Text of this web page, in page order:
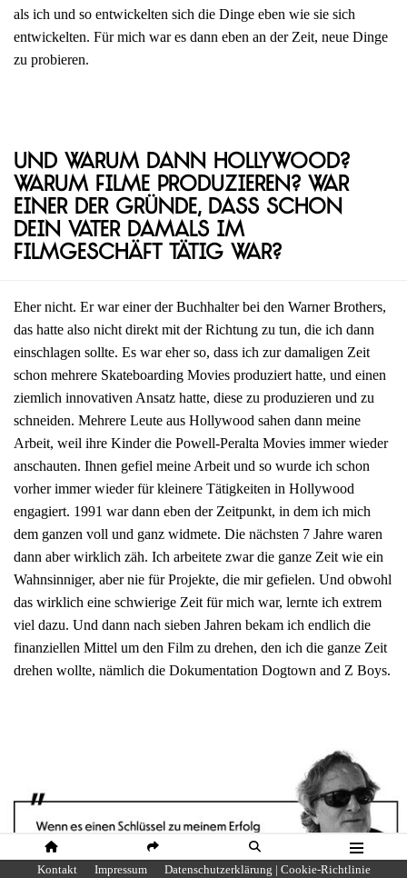
HOME SHARE SUCHE MENÜ
als ich und so entwickelten sich die Dinge eben wie sie sich
entwickelten. Für mich war es dann eben an der Zeit, neue Dinge
zu probieren.
Und warum dann Hollywood?
Warum Filme produzieren? War
einer der Gründe, dass schon
dein Vater damals im
Filmgeschäft tätig war?
Eher nicht. Er war einer der Buchhalter bei den Warner Brothers,
das hatte also nicht direkt mit der Richtung zu tun, die ich dann
einschlagen sollte. Es war eher so, dass ich zur damaligen Zeit
schon mehrere Skateboarding Movies produziert hatte, und einen
ziemlich innovativen Ansatz hatte, diese zu produzieren und zu
schneiden. Mehrere Leute aus Hollywood sahen dann meine
Arbeit, weil ihre Kinder die Powell-Peralta Movies immer wieder
anschauten. Ihnen gefiel meine Arbeit und so wurde ich schon
vorher immer wieder für kleinere Tätigkeiten in Hollywood
engagiert. 1991 war dann eben der Zeitpunkt, in dem ich mich
dem ganzen voll und ganz widmete. Die nächsten 7 Jahre waren
dann aber wirklich zäh. Ich arbeitete zwar die ganze Zeit wie ein
Wahnsinniger, aber nie für Projekte, die mir gefielen. Und obwohl
das wirklich eine schwierige Zeit für mich war, lernte ich extrem
viel dazu. Und dann nach sieben Jahren bekam ich endlich die
finanziellen Mittel um den Film zu drehen, den ich die ganze Zeit
drehen wollte, nämlich die Dokumentation Dogtown and Z Boys.
Kontakt Impressum Datenschutzerklärung | Cookie-Richtlinie